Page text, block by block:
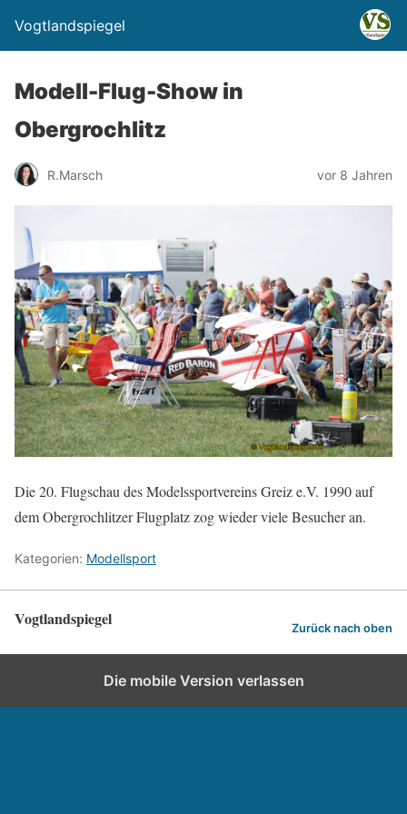
Vogtlandspiegel
Modell-Flug-Show in
Obergrochlitz
R.Marsch vor 8 Jahren
Die 20. Flugschau des Modelssportvereins Greiz e.V. 1990 auf
dem Obergrochlitzer Flugplatz zog wieder viele Besucher an.
Kategorien: Modellsport
Vogtlandspiegel Zurück nach oben
Die mobile Version verlassen